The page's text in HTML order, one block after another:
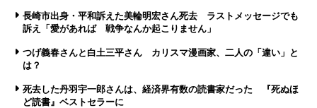
長崎市出身・平和訴えた美輪明宏さん死去 ラストメッセージでも
訴え「愛があれば 戦争なんか起こりません」
つげ義春さんと白土三平さん カリスマ漫画家、二人の「違い」と
は？
死去した丹羽宇一郎さんは、経済界有数の読書家だった 『死ぬほ
ど読書』ベストセラーに